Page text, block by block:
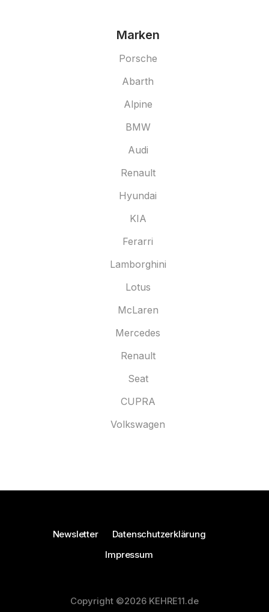
Marken
Porsche
Abarth
Alpine
BMW
Audi
Renault
Hyundai
KIA
Ferarri
Lamborghini
Lotus
McLaren
Mercedes
Renault
Seat
CUPRA
Volkswagen
Newsletter
Datenschutzerklärung
Impressum
Copyright ©2026 KEHRE11.de